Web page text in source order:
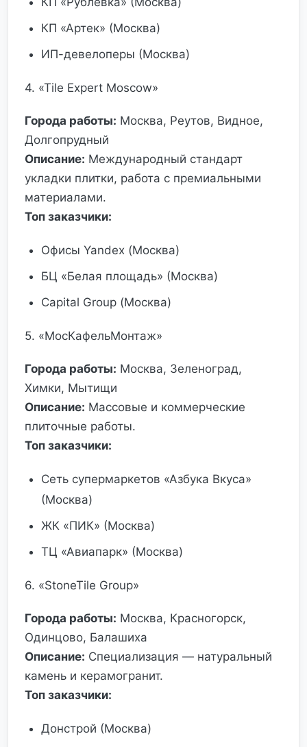
КП «Артек» (Москва)
ИП-девелоперы (Москва)
4. «Tile Expert Moscow»
Города работы: Москва, Реутов, Видное,
Долгопрудный
Описание: Международный стандарт
укладки плитки, работа с премиальными
материалами.
Топ заказчики:
Офисы Yandex (Москва)
БЦ «Белая площадь» (Москва)
Capital Group (Москва)
5. «МосКафельМонтаж»
Города работы: Москва, Зеленоград,
Химки, Мытищи
Описание: Массовые и коммерческие
плиточные работы.
Топ заказчики:
Сеть супермаркетов «Азбука Вкуса»
(Москва)
ЖК «ПИК» (Москва)
ТЦ «Авиапарк» (Москва)
6. «StoneTile Group»
Города работы: Москва, Красногорск,
Одинцово, Балашиха
Описание: Специализация — натуральный
камень и керамогранит.
Топ заказчики:
Донстрой (Москва)